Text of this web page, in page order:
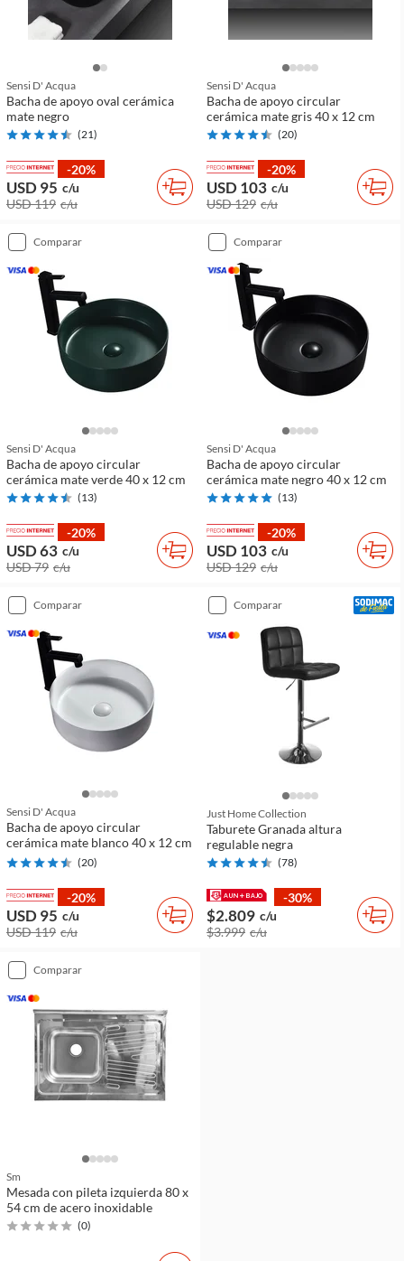
Sensi D' Acqua
Bacha de apoyo oval cerámica
mate negro
(21)
-20%
USD 95 c/u
USD 119 c/u
Sensi D' Acqua
Bacha de apoyo circular
cerámica mate gris 40 x 12 cm
(20)
-20%
USD 103 c/u
USD 129 c/u
comparar
Sensi D' Acqua
Bacha de apoyo circular
cerámica mate verde 40 x 12 cm
(13)
-20%
USD 63 c/u
USD 79 c/u
comparar
Sensi D' Acqua
Bacha de apoyo circular
cerámica mate negro 40 x 12 cm
(13)
-20%
USD 103 c/u
USD 129 c/u
comparar
Sensi D' Acqua
Bacha de apoyo circular
cerámica mate blanco 40 x 12 cm
(20)
-20%
USD 95 c/u
USD 119 c/u
comparar
Just Home Collection
Taburete Granada altura
regulable negra
(78)
-30%
$2.809 c/u
$3.999 c/u
comparar
Sm
Mesada con pileta izquierda 80 x
54 cm de acero inoxidable
(0)